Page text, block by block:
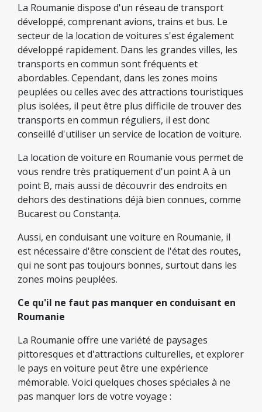
La Roumanie dispose d'un réseau de transport
développé, comprenant avions, trains et bus. Le
secteur de la location de voitures s'est également
développé rapidement. Dans les grandes villes, les
transports en commun sont fréquents et
abordables. Cependant, dans les zones moins
peuplées ou celles avec des attractions touristiques
plus isolées, il peut être plus difficile de trouver des
transports en commun réguliers, il est donc
conseillé d'utiliser un service de location de voiture.
La location de voiture en Roumanie vous permet de
vous rendre très pratiquement d'un point A à un
point B, mais aussi de découvrir des endroits en
dehors des destinations déjà bien connues, comme
Bucarest ou Constanța.
Aussi, en conduisant une voiture en Roumanie, il
est nécessaire d'être conscient de l'état des routes,
qui ne sont pas toujours bonnes, surtout dans les
zones moins peuplées.
Ce qu'il ne faut pas manquer en conduisant en
Roumanie
La Roumanie offre une variété de paysages
pittoresques et d'attractions culturelles, et explorer
le pays en voiture peut être une expérience
mémorable. Voici quelques choses spéciales à ne
pas manquer lors de votre voyage :